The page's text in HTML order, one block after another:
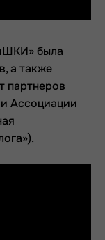
была
а также
партнеров
Ассоциации